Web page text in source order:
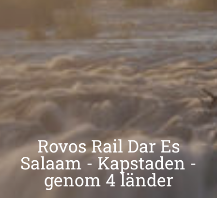
Rovos Rail Dar Es
Salaam - Kapstaden -
genom 4 länder